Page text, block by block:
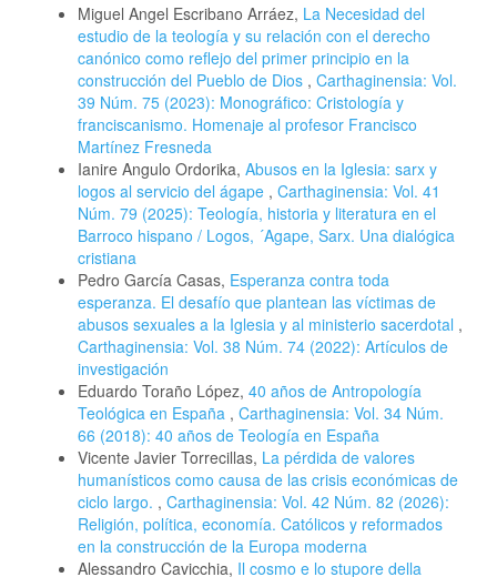
Miguel Angel Escribano Arráez, La Necesidad del
estudio de la teología y su relación con el derecho
canónico como reflejo del primer principio en la
construcción del Pueblo de Dios , Carthaginensia: Vol.
39 Núm. 75 (2023): Monográfico: Cristología y
franciscanismo. Homenaje al profesor Francisco
Martínez Fresneda
Ianire Angulo Ordorika, Abusos en la Iglesia: sarx y
logos al servicio del ágape , Carthaginensia: Vol. 41
Núm. 79 (2025): Teología, historia y literatura en el
Barroco hispano / Logos, ´Agape, Sarx. Una dialógica
cristiana
Pedro García Casas, Esperanza contra toda
esperanza. El desafío que plantean las víctimas de
abusos sexuales a la Iglesia y al ministerio sacerdotal ,
Carthaginensia: Vol. 38 Núm. 74 (2022): Artículos de
investigación
Eduardo Toraño López, 40 años de Antropología
Teológica en España , Carthaginensia: Vol. 34 Núm.
66 (2018): 40 años de Teología en España
Vicente Javier Torrecillas, La pérdida de valores
humanísticos como causa de las crisis económicas de
ciclo largo. , Carthaginensia: Vol. 42 Núm. 82 (2026):
Religión, política, economía. Católicos y reformados
en la construcción de la Europa moderna
Alessandro Cavicchia, Il cosmo e lo stupore della